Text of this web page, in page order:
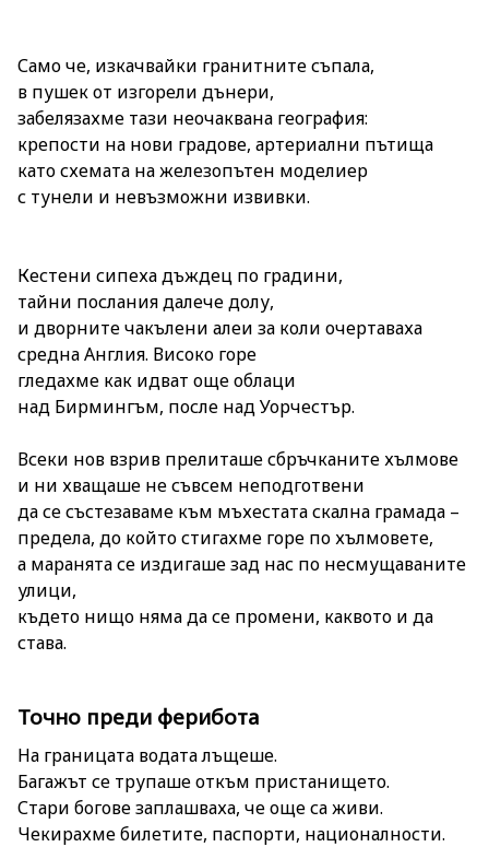
Само че, изкачвайки гранитните съпала,
в пушек от изгорели дънери,
забелязахме тази неочаквана география:
крепости на нови градове, артериални пътища
като схемата на железопътен моделиер
с тунели и невъзможни извивки.
Кестени сипеха дъждец по градини,
тайни послания далече долу,
и дворните чакълени алеи за коли очертаваха
средна Англия. Високо горе
гледахме как идват още облаци
над Бирмингъм, после над Уорчестър.
Всеки нов взрив прелиташе сбръчканите хълмове
и ни хващаше не съвсем неподготвени
да се състезаваме към мъхестата скална грамада –
предела, до който стигахме горе по хълмовете,
а маранята се издигаше зад нас по несмущаваните
улици,
където нищо няма да се промени, каквото и да
става.
Точно преди ферибота
На границата водата лъщеше.
Багажът се трупаше откъм пристанището.
Стари богове заплашваха, че още са живи.
Чекирахме билетите, паспорти, националности.